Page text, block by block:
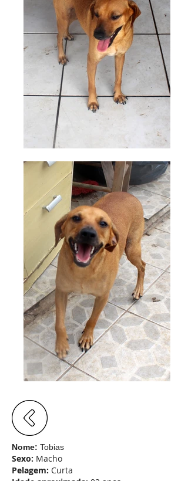
Nome: Tobias
Sexo: Macho
Pelagem: Curta